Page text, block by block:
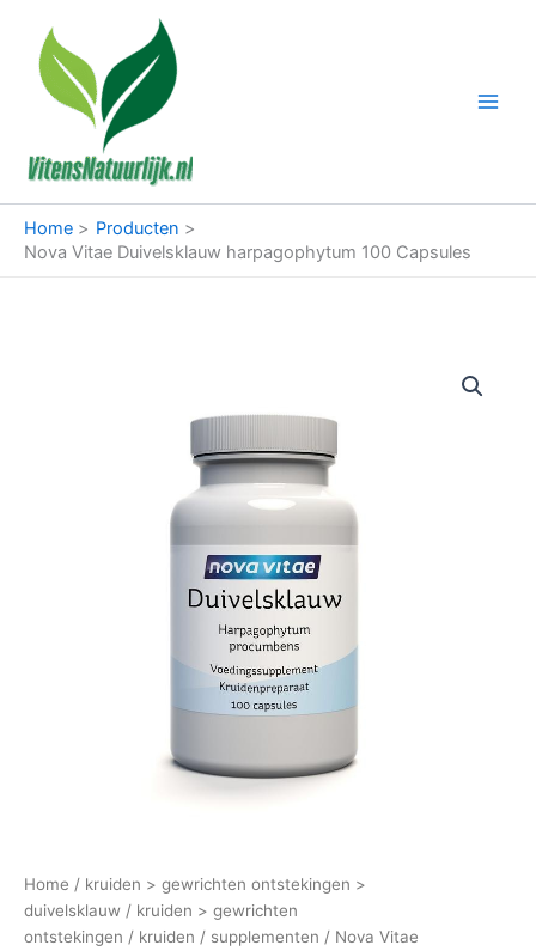
inhoud
Home
Producten
Nova Vitae Duivelsklauw harpagophytum 100 Capsules
Home / kruiden > gewrichten ontstekingen >
duivelsklauw / kruiden > gewrichten
ontstekingen / kruiden / supplementen / Nova Vitae